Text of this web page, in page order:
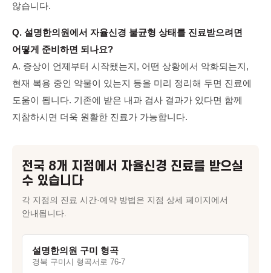
않습니다.
Q. 설명한의원에서 자율신경 불균형 상태를 진료받으려면
어떻게 준비하면 되나요?
A. 증상이 언제부터 시작됐는지, 어떤 상황에서 악화되는지,
현재 복용 중인 약물이 있는지 등을 미리 정리해 두면 진료에
도움이 됩니다. 기존에 받은 내과 검사 결과가 있다면 함께
지참하시면 더욱 원활한 진료가 가능합니다.
전국 8개 지점에서 자율신경 진료를 받으실
수 있습니다
각 지점의 진료 시간·예약 방법은 지점 상세 페이지에서
안내됩니다.
설명한의원 구미 형곡
경북 구미시 형곡서로 76-7